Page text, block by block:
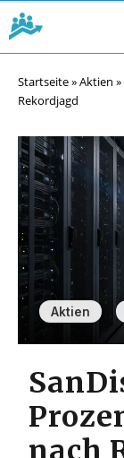
Startseite»Aktien »
Rekordjagd
Aktien
nach